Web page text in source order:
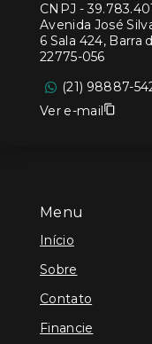
Menu
Início
Sobre
Contato
Financie
CNPJ -
Avenida José
6 Sala 424, Barra
22775-056
(21) 98887-
Ver e-mail